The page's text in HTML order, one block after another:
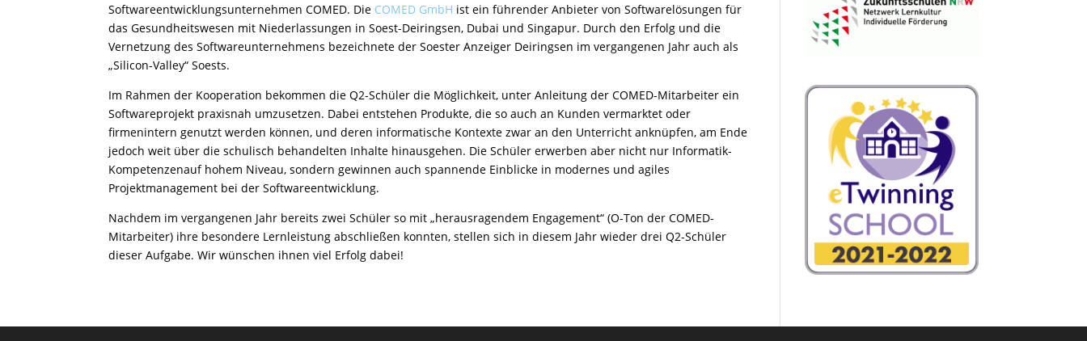
Softwareentwicklungsunternehmen COMED. Die COMED GmbH ist ein führender Anbieter von Softwarelösungen für
das Gesundheitswesen mit Niederlassungen in Soest-Deiringsen, Dubai und Singapur. Durch den Erfolg und die
Vernetzung des Softwareunternehmens bezeichnete der Soester Anzeiger Deiringsen im vergangenen Jahr auch als
„Silicon-Valley“ Soests.
Im Rahmen der Kooperation bekommen die Q2-Schüler die Möglichkeit, unter Anleitung der COMED-Mitarbeiter ein
Softwareprojekt praxisnah umzusetzen. Dabei entstehen Produkte, die so auch an Kunden vermarktet oder
firmenintern genutzt werden können, und deren informatische Kontexte zwar an den Unterricht anknüpfen, am Ende
jedoch weit über die schulisch behandelten Inhalte hinausgehen. Die Schüler erwerben aber nicht nur Informatik-
Kompetenzenauf hohem Niveau, sondern gewinnen auch spannende Einblicke in modernes und agiles
Projektmanagement bei der Softwareentwicklung.
Nachdem im vergangenen Jahr bereits zwei Schüler so mit „herausragendem Engagement“ (O-Ton der COMED-
Mitarbeiter) ihre besondere Lernleistung abschließen konnten, stellen sich in diesem Jahr wieder drei Q2-Schüler
dieser Aufgabe. Wir wünschen ihnen viel Erfolg dabei!